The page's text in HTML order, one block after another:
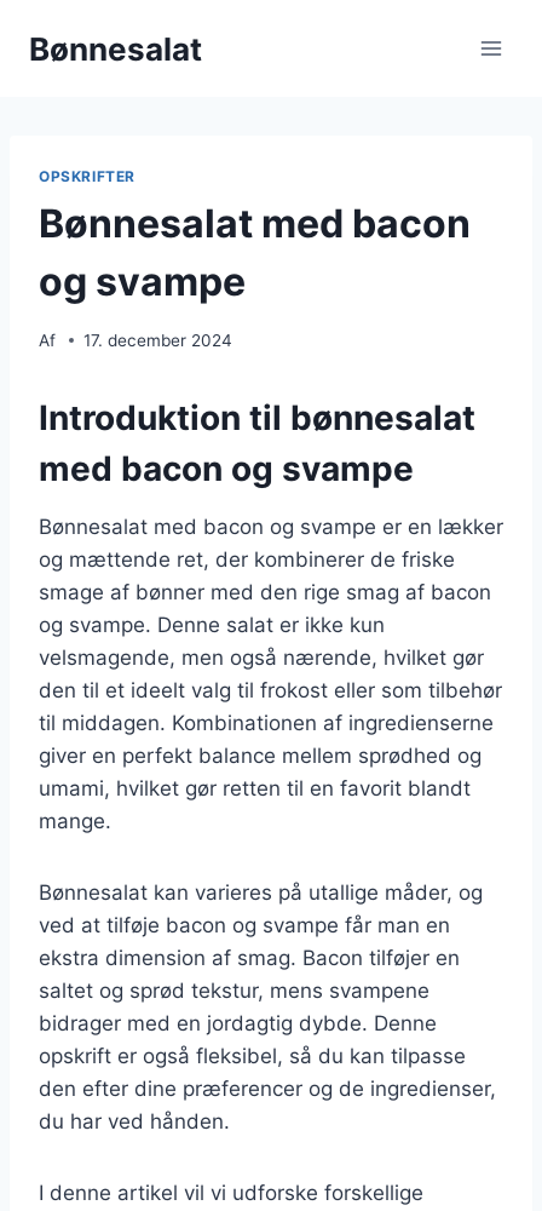
Bønnesalat
OPSKRIFTER
Bønnesalat med bacon
og svampe
Af 17. december 2024
Introduktion til bønnesalat
med bacon og svampe
Bønnesalat med bacon og svampe er en lækker
og mættende ret, der kombinerer de friske
smage af bønner med den rige smag af bacon
og svampe. Denne salat er ikke kun
velsmagende, men også nærende, hvilket gør
den til et ideelt valg til frokost eller som tilbehør
til middagen. Kombinationen af ingredienserne
giver en perfekt balance mellem sprødhed og
umami, hvilket gør retten til en favorit blandt
mange.
Bønnesalat kan varieres på utallige måder, og
ved at tilføje bacon og svampe får man en
ekstra dimension af smag. Bacon tilføjer en
saltet og sprød tekstur, mens svampene
bidrager med en jordagtig dybde. Denne
opskrift er også fleksibel, så du kan tilpasse
den efter dine præferencer og de ingredienser,
du har ved hånden.
I denne artikel vil vi udforske forskellige